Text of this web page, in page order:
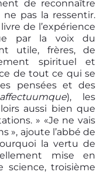
de reconnaître
pas la ressentir.
de l’expérience
par la voix du
utile, frères, de
spirituel et
de tout ce qui se
pensées et des
), les
aussi bien que
» «Je ne vais
», ajoute l’abbé de
la vertu de
mise en
science, troisième